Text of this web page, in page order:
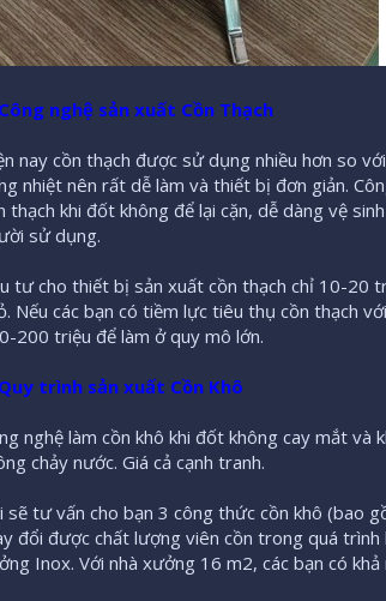
nghệ sản xuất Cồn Thạch
nay cồn thạch được sử dụng nhiều hơn so
nhiệt nên rất dễ làm và thiết bị đơn giản.
thạch khi đốt không để lại cặn, dễ dàng vệ
sử dụng.
tư cho thiết bị sản xuất cồn thạch chỉ 10-20
Nếu các bạn có tiềm lực tiêu thụ cồn thạch
200 triệu để làm ở quy mô lớn.
trình sản xuất Cồn Khô
nghệ làm cồn khô khi đốt không cay mắt và
chảy nước. Giá cả cạnh tranh.
sẽ tư vấn cho bạn 3 công thức cồn khô (bao
đổi được chất lượng viên cồn trong quá
Inox. Với nhà xưởng 16 m2, các bạn có